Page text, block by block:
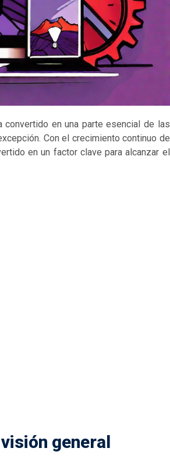
en una parte esencial de las
Con el crecimiento continuo de
en un factor clave para alcanzar el
general